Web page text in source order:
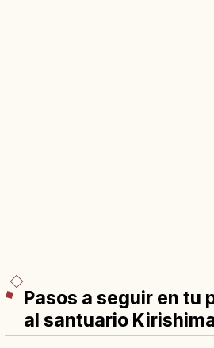
Pasos a seguir en tu
al santuario